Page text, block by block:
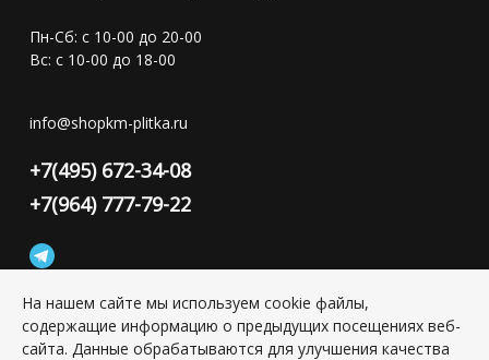
Пн-Сб: с 10-00 до 20-00
Вс: с 10-00 до 18-00
info@shopkm-plitka.ru
+7(495) 672-34-08
+7(964) 777-79-22
Конфиденциальность персональной информации
На нашем сайте мы используем cookie файлы,
содержащие информацию о предыдущих посещениях веб-
сайта. Данные обрабатываются для улучшения качества